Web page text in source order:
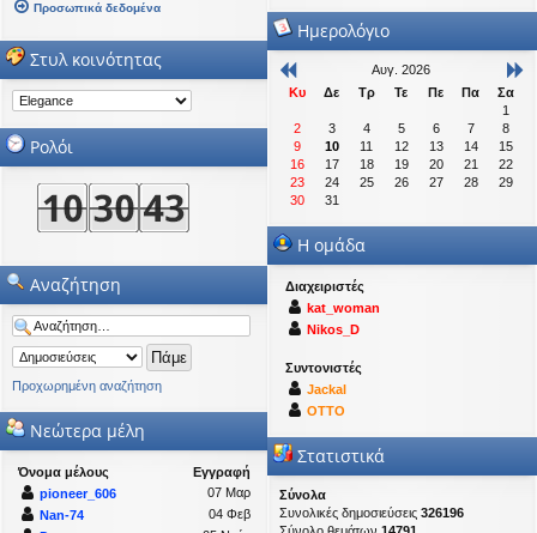
Προσωπικά δεδομένα
Στυλ κοινότητας
Ρολόι
Αναζήτηση
Προχωρημένη αναζήτηση
Νεώτερα μέλη
Όνομα μέλους
Εγγραφή
pioneer_606
07 Μαρ
Nan-74
04 Φεβ
Ημερολόγιο
Αυγ. 2026
Κυ
Δε Τρ Τε Πε Πα
Σα
1
2
3 4 5 6 7
8
9
10 11 12 13 14
15
16
17 18 19 20 21
22
23
24 25 26 27 28
29
30
31
Η ομάδα
Διαχειριστές
kat_woman
Nikos_D
Συντονιστές
Jackal
OTTO
Στατιστικά
Σύνολα
Συνολικές δημοσιεύσεις326196